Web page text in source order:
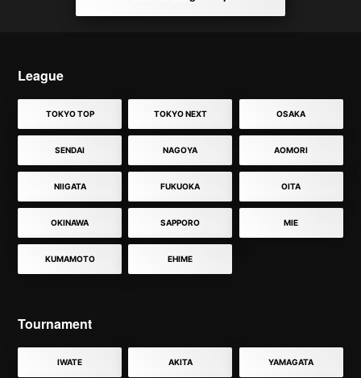
League
TOKYO TOP TOKYO NEXT OSAKA
SENDAI NAGOYA AOMORI
NIIGATA FUKUOKA OITA
OKINAWA SAPPORO MIE
KUMAMOTO EHIME
Tournament
IWATE AKITA YAMAGATA